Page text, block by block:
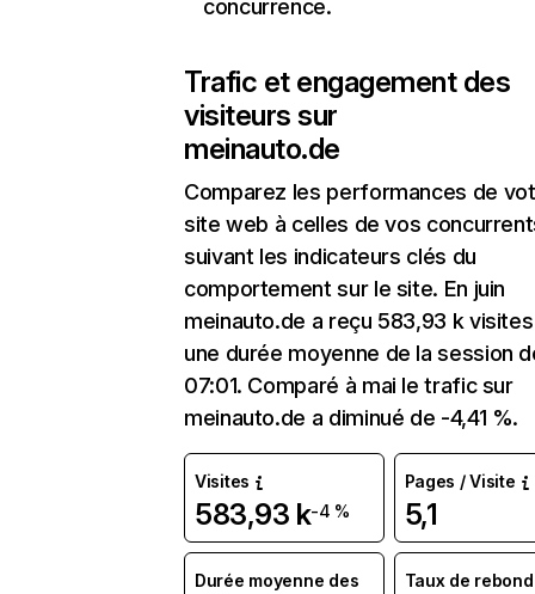
concurrence.
Trafic et engagement des
visiteurs sur
meinauto.de
Comparez les performances de
site web à celles de vos
suivant les indicateurs clés du
comportement sur le site. En juin
meinauto.de a reçu 583,93 k
une durée moyenne de la session
07:01. Comparé à mai le trafic sur
meinauto.de a diminué de -4,41 %.
Visites
583,93 k-4 %
Pages / Visite
5,1
Durée moyenne des
Taux de rebond